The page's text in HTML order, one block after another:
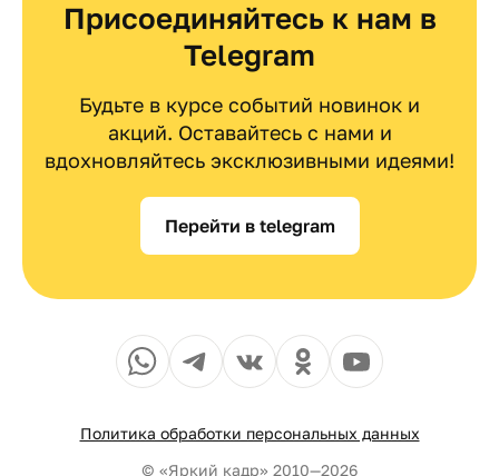
Присоединяйтесь к нам в
Telegram
Будьте в курсе событий новинок и
акций. Оставайтесь с нами и
вдохновляйтесь эксклюзивными идеями!
Перейти в telegram
Политика обработки персональных данных
© «Яркий кадр» 2010—2026